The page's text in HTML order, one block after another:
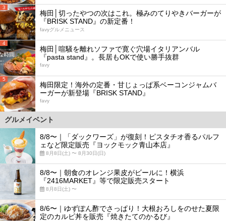
3
梅田│切ったやつの次はこれ。極みのてりやきバーガーが
『BRISK STAND』の新定番！
favyグルメニュース
4
梅田│喧騒を離れソファで寛ぐ穴場イタリアンバル
『pasta stand』。長居もOKで使い勝手抜群
favy
5
梅田限定！海外の定番・甘じょっぱ系ベーコンジャムバ
ーガーが新登場『BRISK STAND』
favy
グルメイベント
8/8〜｜「ダックワーズ」が復刻！ピスタチオ香るパルフ
ェなど限定販売『ヨックモック青山本店』
8月8日(土) 〜 8月30日(日)
8/8〜｜朝食のオレンジ果皮がビールに！横浜
『2416MARKET』等で限定販売スタート
8月8日(土) 〜
8/6〜｜ゆずぽん酢でさっぱり！大根おろしをのせた夏限
定のカルビ丼を販売『焼きたてのかるび』